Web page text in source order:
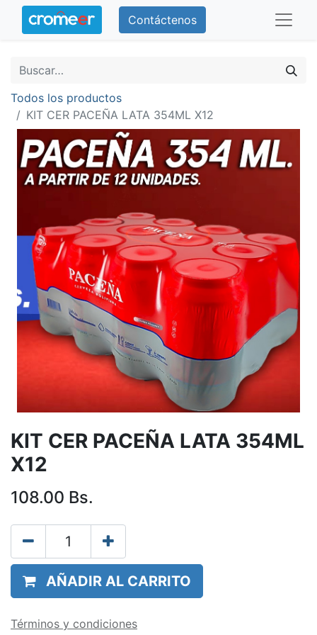
Contáctenos
Todos los productos
KIT CER PACEÑA LATA 354ML X12
KIT CER PACEÑA LATA 354ML
X12
108.00 Bs.
AÑADIR AL CARRITO
Términos y condiciones